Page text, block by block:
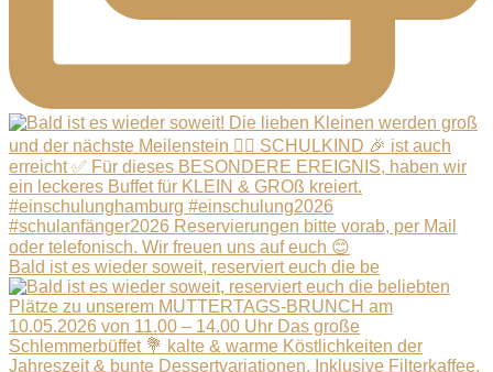
Bald ist es wieder soweit, reserviert euch die be